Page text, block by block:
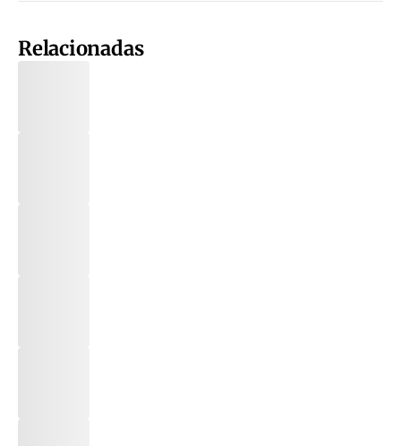
Relacionadas